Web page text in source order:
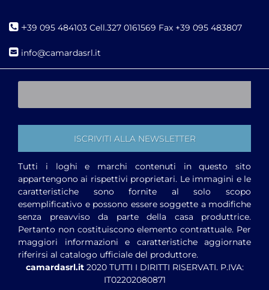
+39 095 484103 Cell.327 0161569 Fax +39 095 483807
info@camardasrl.it
Tutti i loghi e marchi contenuti in questo sito
appartengono ai rispettivi proprietari. Le immagini e le
caratteristiche sono fornite al solo scopo
esemplificativo e possono essere soggette a modifiche
senza preavviso da parte della casa produttrice.
Pertanto non costituiscono elemento contrattuale. Per
maggiori informazioni e caratteristiche aggiornate
riferirsi al catalogo ufficiale del produttore.
camardasrl.it2020 TUTTI I DIRITTI RISERVATI. P.IVA:
IT02202080871